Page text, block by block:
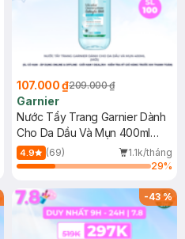
107.000 ₫209.000 ₫
Garnier
Nước Tẩy Trang Garnier Dành
Cho Da Dầu Và Mụn 400ml
(Mới)
4.9 (69)
1.1k/tháng
29%
-43%